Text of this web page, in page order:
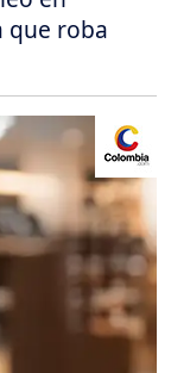
que roba